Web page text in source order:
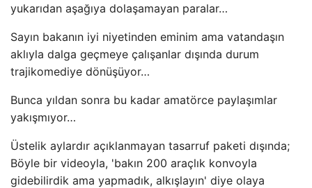
yukarıdan aşağıya dolaşamayan paralar…
Sayın bakanın iyi niyetinden eminim ama vatandaşın
aklıyla dalga geçmeye çalışanlar dışında durum
trajikomediye dönüşüyor…
Bunca yıldan sonra bu kadar amatörce paylaşımlar
yakışmıyor…
Üstelik aylardır açıklanmayan tasarruf paketi dışında;
Böyle bir videoyla, 'bakın 200 araçlık konvoyla
gidebilirdik ama yapmadık, alkışlayın' diye olaya